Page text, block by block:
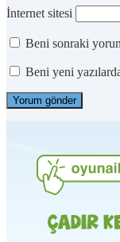
İnternet sitesi
Beni sonraki
Beni yeni